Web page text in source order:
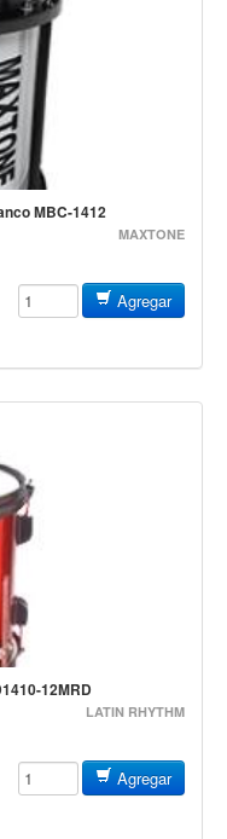
MBC-1412
MAXTONE
Agregar
12MRD
LATIN RHYTHM
Agregar